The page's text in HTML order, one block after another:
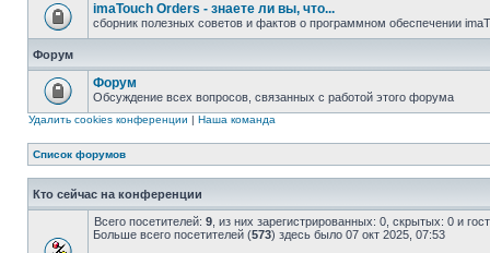
imaTouch Orders - знаете ли вы, что...
сборник полезных советов и фактов о программном обеспечении
Форум
Форум
Обсуждение всех вопросов, связанных с работой этого форума
Удалить cookies конференции | Наша команда
Список форумов
Кто сейчас на конференции
Всего посетителей: 9 , из них зарегистрированных: 0, скрытых: 0 и
Больше всего посетителей (573) здесь было 07 окт 2025, 07:53